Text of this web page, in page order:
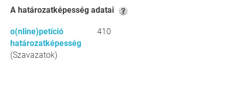
A határozatképesség adatai
o(nline)petíció
határozatképesség
(Szavazatok)
410